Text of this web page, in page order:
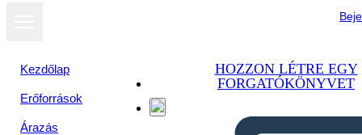
Kezdőlap
Erőforrások
Árazás
HOZZON LÉTRE EGY
FORGATÓKÖNYVET